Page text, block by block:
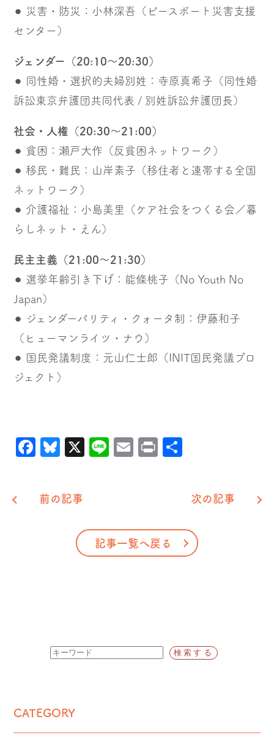
⚫︎ 災害・防災：小林深吾（ピースボート災害支援
センター）
ジェンダー（20:10〜20:30）
⚫︎ 同性婚・選択的夫婦別姓：寺原真希子（同性婚
訴訟東京弁護団共同代表 / 別姓訴訟弁護団長）
社会・人権（20:30〜21:00）
⚫︎ 貧困：瀬戸大作（反貧困ネットワーク）
⚫︎ 移民・難民：山岸素子（移住者と連帯する全国
ネットワーク）
⚫︎ 介護福祉：小島美里（ケア社会をつくる会／暮
らしネット・えん）
民主主義（21:00〜21:30）
⚫︎ 選挙年齢引き下げ：能條桃子（No Youth No
Japan）
⚫︎ ジェンダーパリティ・クォータ制：伊藤和子
（ヒューマンライツ・ナウ）
⚫︎ 国民発議制度：元山仁士郎（INIT国民発議プロ
ジェクト）
Facebook
Bluesky
X LineEmailPrint
前の記事
記事一覧へ戻る
次の記事
CATEGORY